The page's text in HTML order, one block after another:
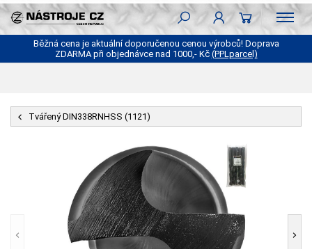
Běžná cena je aktuální doporučenou cenou výrobců! Doprava
ZDARMA při objednávce nad 1000,- Kč (PPLparcel)
Tvářený DIN338RNHSS (1121)